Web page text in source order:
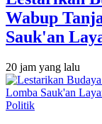
Wabup
Sauk'an
20 jam yang lalu
Politik